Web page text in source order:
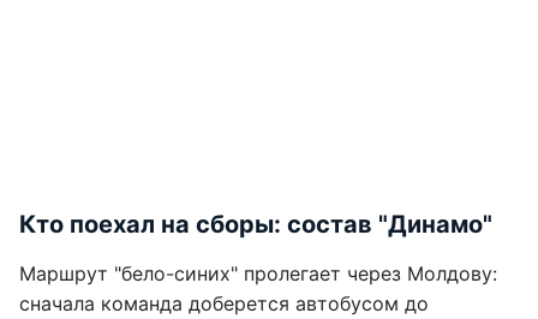
Кто поехал на сборы: состав "Динамо"
Маршрут "бело-синих" пролегает через Молдову:
сначала команда доберется автобусом до